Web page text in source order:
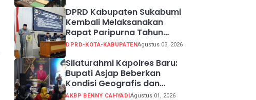
DPRD Kabupaten Sukabumi
Kembali Melaksanakan
Rapat Paripurna Tahun
Sidang 2026
DPRD-KOTA-KABUPATENAgustus 03, 2026
Silaturahmi Kapolres Baru:
Bupati Asjap Beberkan
Kondisi Geografis dan
Potensi Kabupaten
AKBP BENNY CAHYADIAgustus 01, 2026